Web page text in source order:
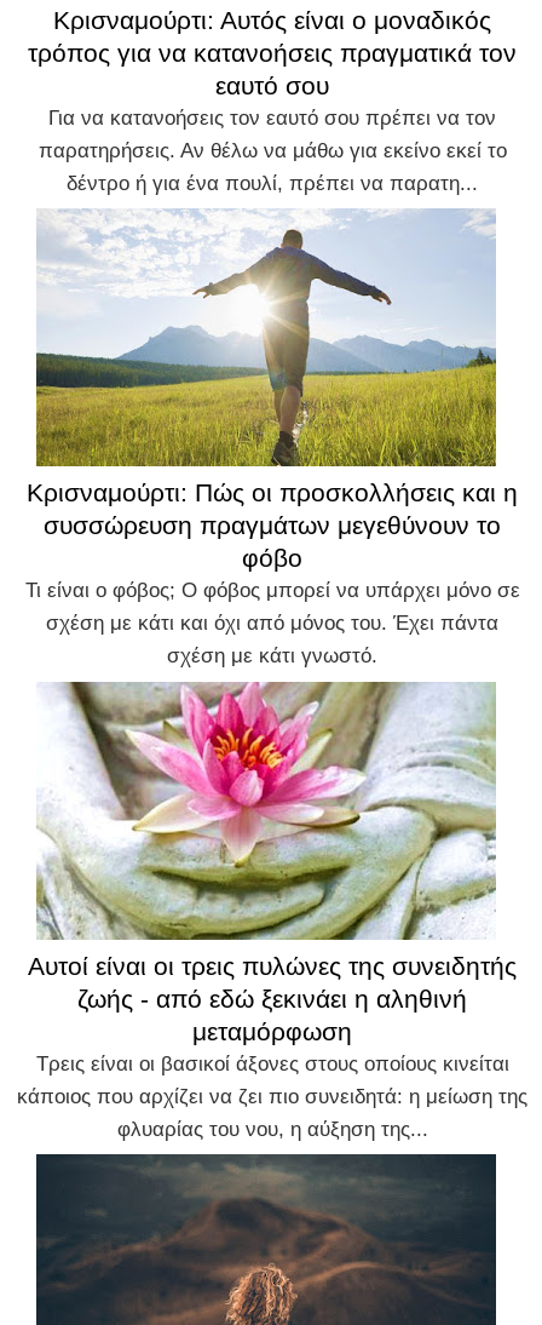
Κρισναμούρτι: Αυτός είναι ο μοναδικός
τρόπος για να κατανοήσεις πραγματικά τον
εαυτό σου
Για να κατανοήσεις τον εαυτό σου πρέπει να τον
παρατηρήσεις. Αν θέλω να μάθω για εκείνο εκεί το
δέντρο ή για ένα πουλί, πρέπει να παρατη...
Κρισναμούρτι: Πώς οι προσκολλήσεις και η
συσσώρευση πραγμάτων μεγεθύνουν το
φόβο
Τι είναι ο φόβος; Ο φόβος μπορεί να υπάρχει μόνο σε
σχέση με κάτι και όχι από μόνος του. Έχει πάντα
σχέση με κάτι γνωστό.
Αυτοί είναι οι τρεις πυλώνες της συνειδητής
ζωής - από εδώ ξεκινάει η αληθινή
μεταμόρφωση
Τρεις είναι οι βασικοί άξονες στους οποίους κινείται
κάποιος που αρχίζει να ζει πιο συνειδητά: η μείωση της
φλυαρίας του νου, η αύξηση της...